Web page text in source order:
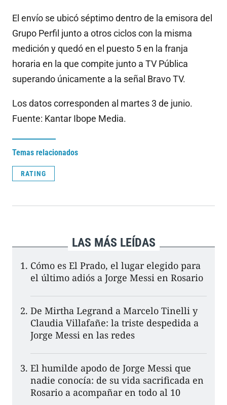
El envío se ubicó séptimo dentro de la emisora del
Grupo Perfil junto a otros ciclos con la misma
medición y quedó en el puesto 5 en la franja
horaria en la que compite junto a TV Pública
superando únicamente a la señal Bravo TV.
Los datos corresponden al martes 3 de junio.
Fuente: Kantar Ibope Media.
Temas relacionados
RATING
LAS MÁS LEÍDAS
Cómo es El Prado, el lugar elegido para
el último adiós a Jorge Messi en Rosario
De Mirtha Legrand a Marcelo Tinelli y
Claudia Villafañe: la triste despedida a
Jorge Messi en las redes
El humilde apodo de Jorge Messi que
nadie conocía: de su vida sacrificada en
Rosario a acompañar en todo al 10